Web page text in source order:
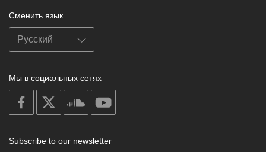
Сменить язык
Мы в социальных сетях
on
facebook
soundcloud
Subscribe to our newsletter